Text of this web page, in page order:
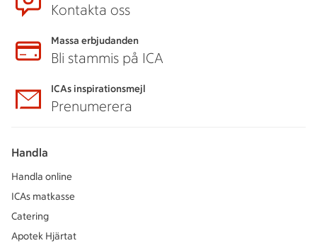
Kontakta oss
Massa erbjudanden
Bli stammis på ICA
ICAs inspirationsmejl
Prenumerera
Handla
Handla online
ICAs matkasse
Catering
Apotek Hjärtat